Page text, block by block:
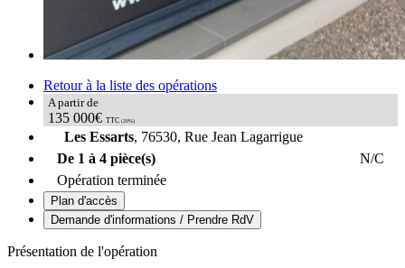
Retour à la liste des opérations
A partir de
135 000€ TTC (20%)
Les Essarts, 76530, Rue Jean Lagarrigue
De 1 à 4 pièce(s)
N/C
Opération terminée
Plan d'accès
Demande d'informations / Prendre RdV
Présentation de l'opération